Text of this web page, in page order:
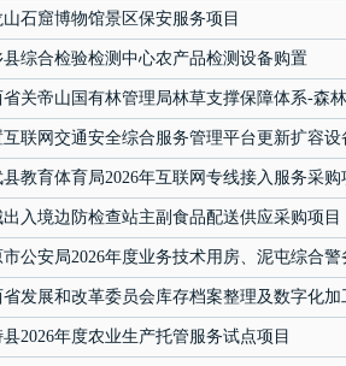
山石窟博物馆景区保安服务项目
县综合检验检测中心农产品检测设备购置
省关帝山国有林管理局林草支撑保障体系-森
互联网交通安全综合服务管理平台更新扩容设
教育体育局2026年互联网专线接入服务采购
出入境边防检查站主副食品配送供应采购项目
市公安局2026年度业务技术用房、泥屯综合
省发展和改革委员会库存档案整理及数字化加
2026年度农业生产托管服务试点项目